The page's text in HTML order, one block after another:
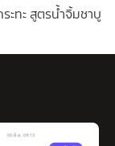
ะทะ สูตรน้ำจิ้มชาบู